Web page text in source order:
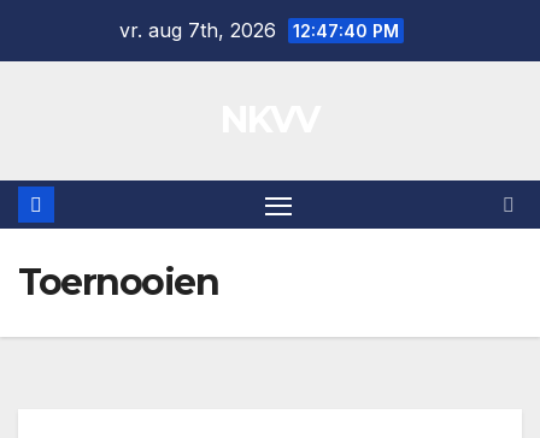
vr. aug 7th, 2026 12:47:40 PM
Toernooien